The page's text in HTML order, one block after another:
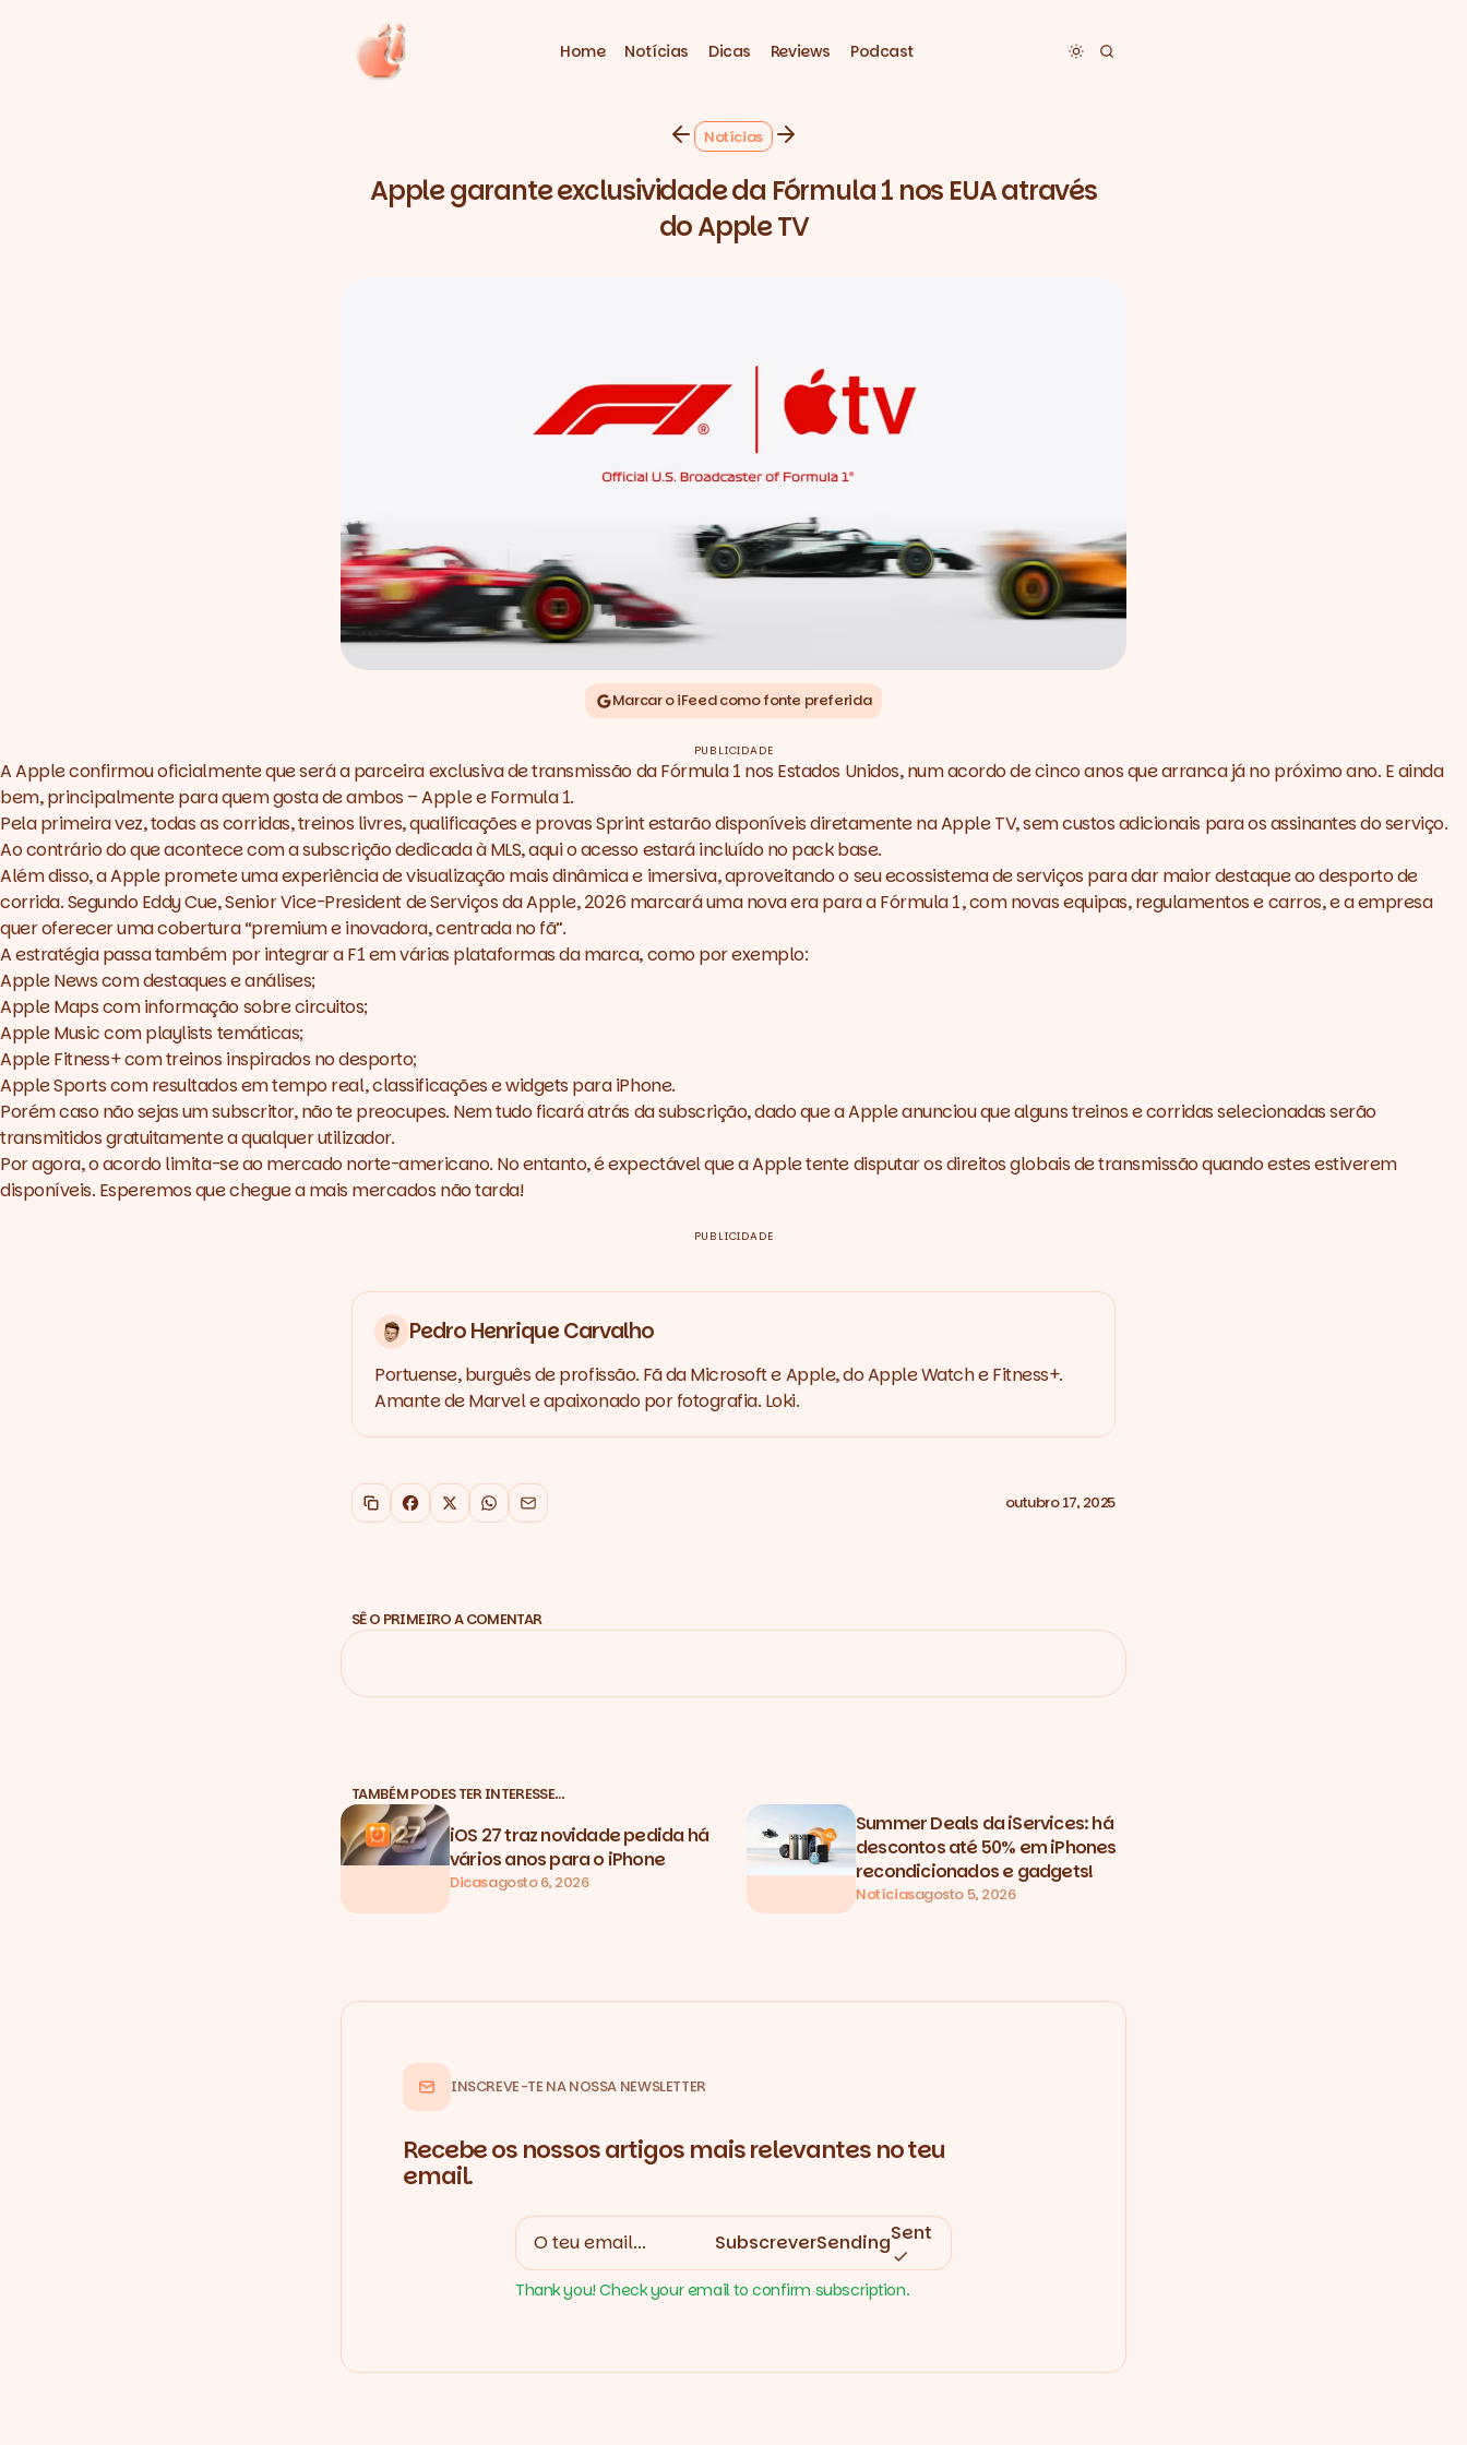
Home Notícias Dicas Reviews Podcast Toggle dark mode
Notícias
Apple garante exclusividade da Fórmula 1 nos EUA através
do Apple TV
Marcar o iFeed como fonte preferida
PUBLICIDADE
A Apple confirmou oficialmente que será a parceira exclusiva de transmissão da Fórmula 1 nos Estados Unidos, num acordo de cinco anos que arranca já no próximo ano. E ainda
bem, principalmente para quem gosta de ambos – Apple e Formula 1.
Pela primeira vez, todas as corridas, treinos livres, qualificações e provas Sprint estarão disponíveis diretamente na Apple TV, sem custos adicionais para os assinantes do serviço.
Ao contrário do que acontece com a subscrição dedicada à MLS, aqui o acesso estará incluído nopackbase.
Além disso, a Apple promete uma experiência de visualização mais dinâmica e imersiva, aproveitando o seu ecossistema de serviços para dar maior destaque ao desporto de
corrida. Segundo Eddy Cue,SeniorVice-Presidentde Serviços da Apple, 2026 marcará uma nova era para a Fórmula 1, com novas equipas, regulamentos e carros, e a empresa
quer oferecer uma cobertura “premium e inovadora, centrada no fã”.
A estratégia passa também por integrar a F1 em várias plataformas da marca, como por exemplo:
Apple News com destaques e análises;
Apple Maps com informação sobre circuitos;
Apple Music com playlists temáticas;
Apple Fitness+ com treinos inspirados no desporto;
Apple Sports com resultados em tempo real, classificações e widgets para iPhone.
Porém caso não sejas um subscritor, não te preocupes. Nem tudo ficará atrás da subscrição, dado que a Apple anunciou que alguns treinos e corridas selecionadas serão
transmitidos gratuitamente a qualquer utilizador.
Por agora, o acordo limita-se ao mercado norte-americano. No entanto, é expectável que a Apple tente disputar os direitos globais de transmissão quando estes estiverem
disponíveis. Esperemos que chegue a mais mercados não tarda!
PUBLICIDADE
Pedro Henrique Carvalho
Portuense, burguês de profissão. Fã da Microsoft e Apple, do Apple Watch e Fitness+.
Amante de Marvel e apaixonado por fotografia. Loki.
Copiar link
Facebook
X WhatsApp
Email outubro 17, 2025
SÊ O PRIMEIRO A COMENTAR
TAMBÉM PODES TER INTERESSE…
iOS 27 traz novidade pedida há
vários anos para o iPhone
Dicasagosto 6, 2026
Summer Deals da iServices: há
descontos até 50% em iPhones
recondicionados e gadgets!
Notíciasagosto 5, 2026
INSCREVE-TE NA NOSSA NEWSLETTER
Recebe os nossos artigos mais relevantes no teu
email.
SubscreverSendingSent
Thank you! Check your email to confirm subscription.